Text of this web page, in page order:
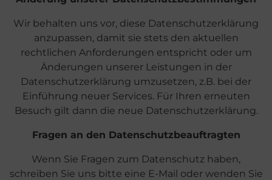
Wir behalten uns vor, diese Datenschutzerklärung
anzupassen, damit sie stets den aktuellen
rechtlichen Anforderungen entspricht oder um
Änderungen unserer Leistungen in der
Datenschutzerklärung umzusetzen, z.B. bei der
Einführung neuer Services. Für Ihren erneuten
Besuch gilt dann die neue Datenschutzerklärung.
Fragen an den Datenschutzbeauftragten
Wenn Sie Fragen zum Datenschutz haben,
schreiben Sie uns bitte eine E-Mail oder wenden Sie